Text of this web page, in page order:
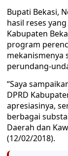
Bupati Bekasi,
hasil reses
Kabupaten
program
mekanismenya
perundang-
“Saya
DPRD
apresiasinya,
berbagai
Daerah dan
(12/02/2018).